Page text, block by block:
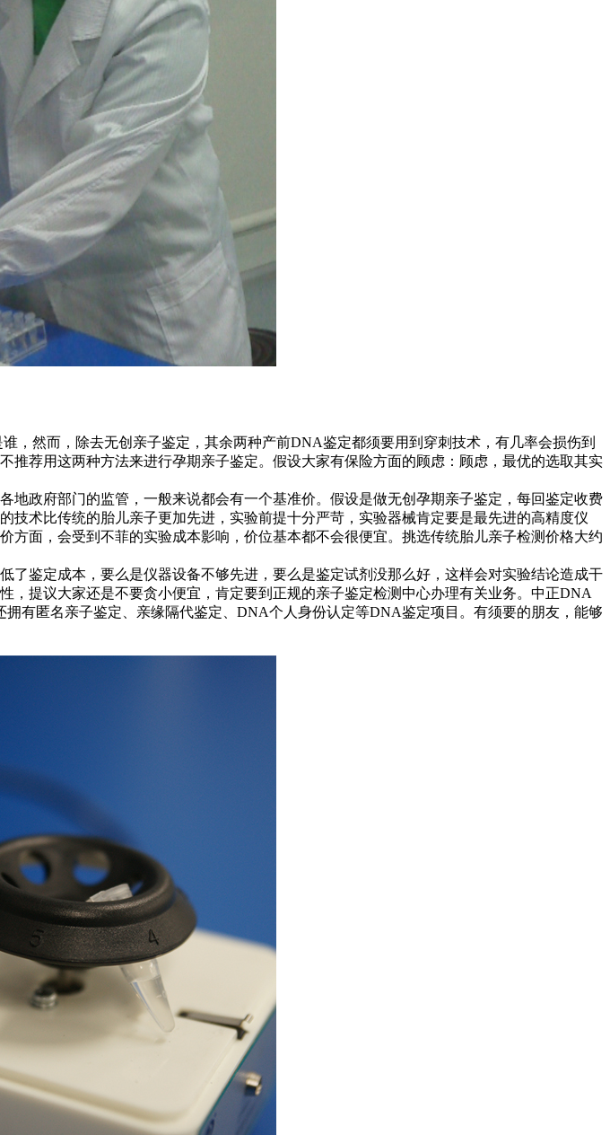
，然而，除去无创亲子鉴定，其余两种产前DNA鉴定都须要用到穿刺技术，有几率会损伤到
荐用这两种方法来进行孕期亲子鉴定。假设大家有保险方面的顾虑：顾虑，最优的选取其实
政府部门的监管，一般来说都会有一个基准价。假设是做无创孕期亲子鉴定，每回鉴定收费
技术比传统的胎儿亲子更加先进，实验前提十分严苛，实验器械肯定要是最先进的高精度仪
面，会受到不菲的实验成本影响，价位基本都不会很便宜。挑选传统胎儿亲子检测价格大约
鉴定成本，要么是仪器设备不够先进，要么是鉴定试剂没那么好，这样会对实验结论造成干
提议大家还是不要贪小便宜，肯定要到正规的亲子鉴定检测中心办理有关业务。中正DNA
有匿名亲子鉴定、亲缘隔代鉴定、DNA个人身份认定等DNA鉴定项目。有须要的朋友，能够